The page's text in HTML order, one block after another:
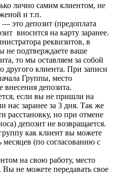
лично самим клиентом, не
и т.п.
это депозит (предоплата
вносится на карту заранее.
реквизитов, в
не подтверждаете ваше
то мы оставляем за собой
другого клиента. При записи
Группы, место
внесения депозита.
если вы не пришли на
нас заранее за 3 дня. Так же
расстановку, но при отмене
депозит не возвращается.
как клиент вы можете
месяцев (по согласованию с
на свою работу, место
не можете передавать свое